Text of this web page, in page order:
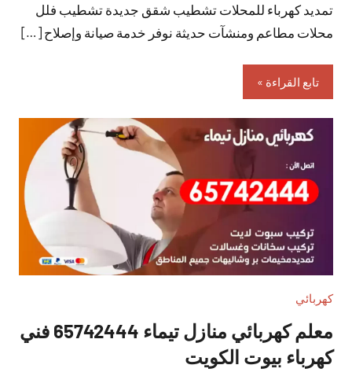
تمديد كهرباء للمحلات تشطيب شقق جديدة تشطيب فلل
محلات مطاعم ومنشآت حديثة نوفر خدمة صيانة وإصلاح […]
تابع القراءة
كهربائي
معلم كهربائي منازل تيماء 65742444 فني
كهرباء بيوت الكويت